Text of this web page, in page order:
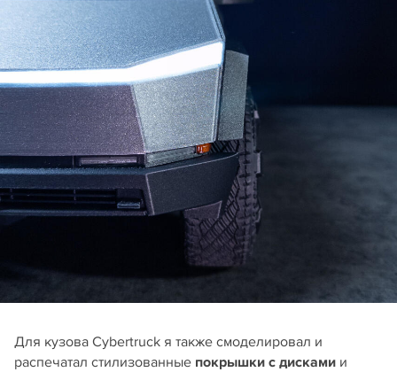
Для кузова Cybertruck я также смоделировал и
распечатал стилизованные покрышки с дисками и